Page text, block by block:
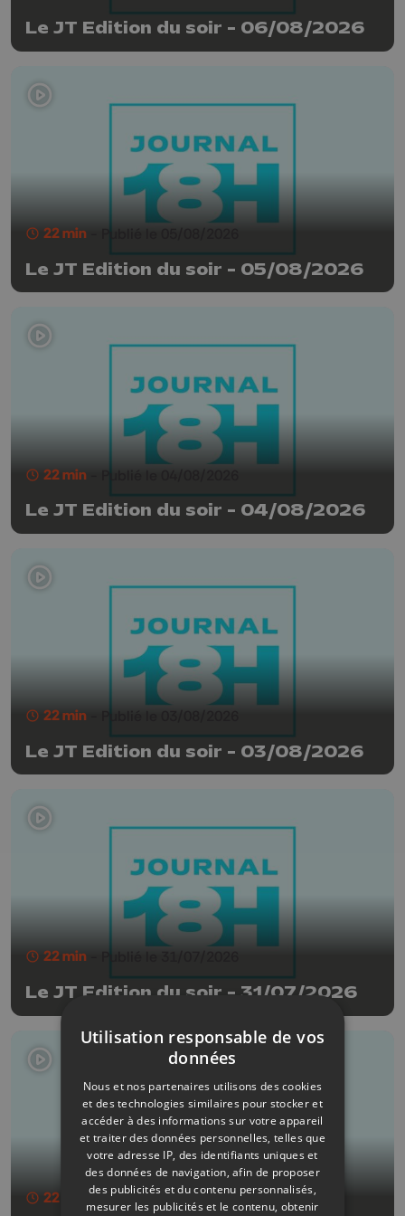
Le JT Edition du soir - 06/08/2026
22 min
Le JT Edition du soir - 05/08/2026
22 min
Le JT Edition du soir - 04/08/2026
22 min
Le JT Edition du soir - 03/08/2026
22 min
Le JT Edition du soir - 31/07/2026
22 min - Publié le 30/07/2026
Utilisation responsable de vos
données
Nous et nos partenaires utilisons des cookies
et des technologies similaires pour stocker et
accéder à des informations sur votre appareil
et traiter des données personnelles, telles que
votre adresse IP, des identifiants uniques et
des données de navigation, afin de proposer
des publicités et du contenu personnalisés,
mesurer les publicités et le contenu, obtenir